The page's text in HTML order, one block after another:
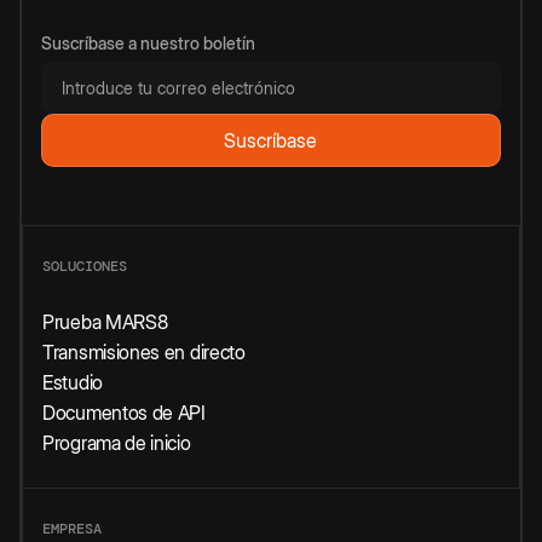
Suscríbase a nuestro boletín
SOLUCIONES
Prueba MARS8
Transmisiones en directo
Estudio
Documentos de API
Programa de inicio
EMPRESA